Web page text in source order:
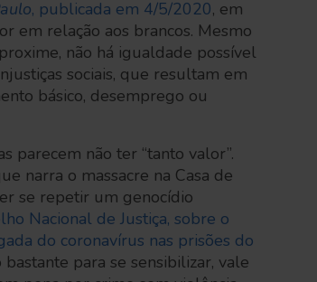
, publicada em 4/5/2020, em
em relação aos brancos. Mesmo
não há igualdade possível
sociais, que resultam em
básico, desemprego ou
parecem não ter “tanto valor”.
narra o massacre na Casa de
se repetir um genocídio
Nacional de Justiça, sobre o
do coronavírus nas prisões do
para se sensibilizar, vale